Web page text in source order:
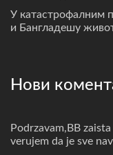
У катастрофалним
и Бангладешу
Нови
Podrzavam,BB
verujem da je sve